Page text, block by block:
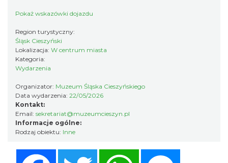
Cieszyn
0.12 km
Cieszyn
2026-08-16
0.12 km
Pokaż wskazówki dojazdu
Region turystyczny:
Śląsk Cieszyński
Lokalizacja: W centrum miasta
Kategoria:
Wydarzenia
Organizator: Muzeum Śląska Cieszyńskiego
Data wydarzenia: 22/05/2026
Kontakt:
Email: sekretariat@muzeumcieszyn.pl
Informacje ogólne:
Rodzaj obiektu: Inne
Twitter